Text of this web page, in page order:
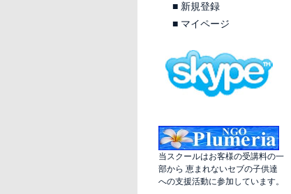
■ 新規登録
■ マイページ
当スクールはお客様の受講料の一
部から 恵まれないセブの子供達
への支援活動に参加しています。